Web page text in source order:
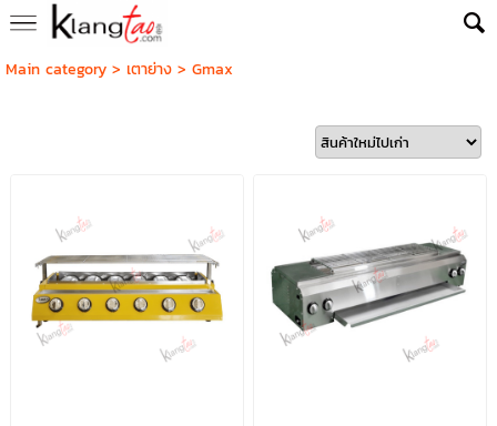
Main category> เตาย่าง> Gmax